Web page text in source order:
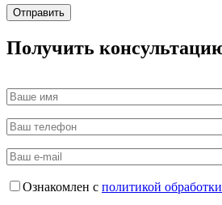
Получить
Ознакомлен с политикой